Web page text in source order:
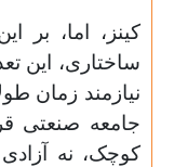
کینز، اما، بر
ساختاری، این
نیازمند زمان
جامعه صنعتی
کوچک، نه آزادی